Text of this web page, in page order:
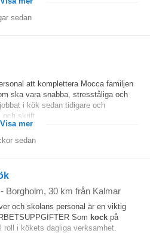
sedan
att komplettera Mocca familjen
ska vara snabba, stresståliga och
i kök sedan tidigare och
skrift...
Visa mer
sedan
- Borgholm, 30 km från Kalmar
och skolans personal är en viktig
Som kock på
roll i kökets dagliga verksamhet.